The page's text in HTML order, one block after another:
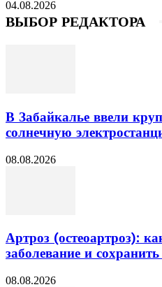
04.08.2026
ВЫБОР РЕДАКТОРА
В Забайкалье ввели
солнечную
08.08.2026
Артроз (остеоартроз):
заболевание и
08.08.2026